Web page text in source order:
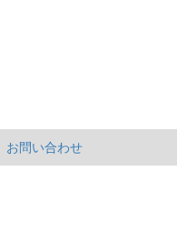
お問い合わせ